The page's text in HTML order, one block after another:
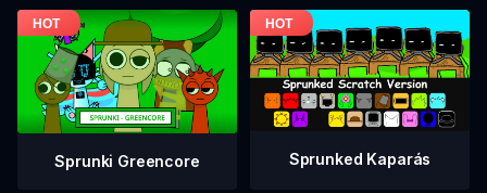
Sprunki Greencore Sprunked Kaparás